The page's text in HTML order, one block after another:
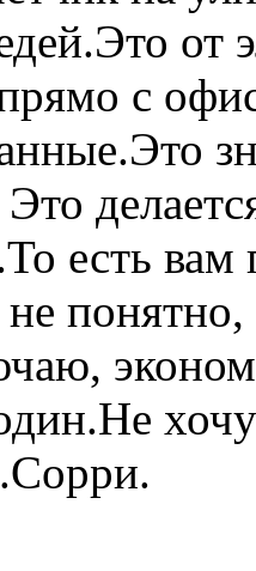
от
с
есть вам
понятно,